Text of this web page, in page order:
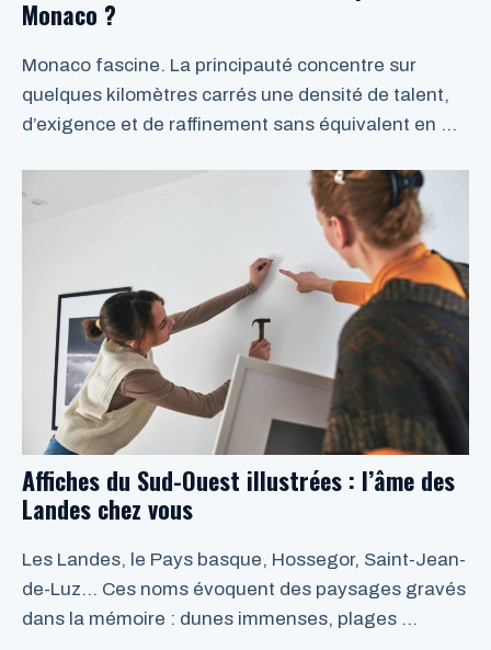
Monaco ?
Monaco fascine. La principauté concentre sur
quelques kilomètres carrés une densité de talent,
d’exigence et de raffinement sans équivalent en …
Affiches du Sud-Ouest illustrées : l’âme des
Landes chez vous
Les Landes, le Pays basque, Hossegor, Saint-Jean-
de-Luz… Ces noms évoquent des paysages gravés
dans la mémoire : dunes immenses, plages …